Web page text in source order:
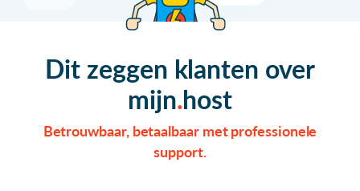
Dit zeggen klanten over
mijn host
Betrouwbaar, betaalbaar met professionele
support.